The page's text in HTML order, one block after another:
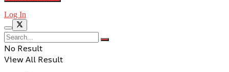
Log In
No Result
View All Result